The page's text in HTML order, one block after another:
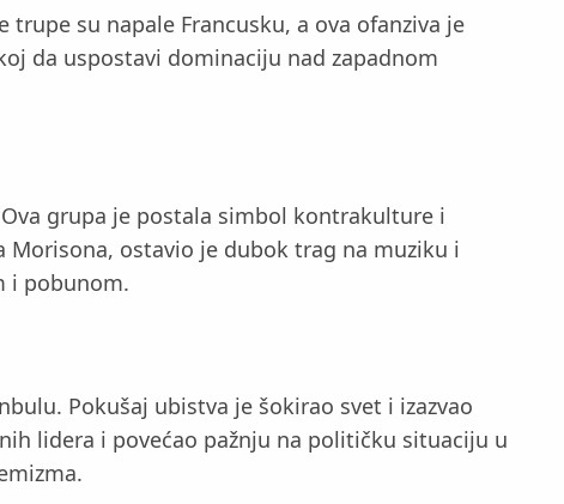
su napale Francusku, a ova ofanziva je
da uspostavi dominaciju nad zapadnom
grupa je postala simbol kontrakulture i
Morisona, ostavio je dubok trag na muziku i
i pobunom.
Pokušaj ubistva je šokirao svet i izazvao
lidera i povećao pažnju na političku situaciju u